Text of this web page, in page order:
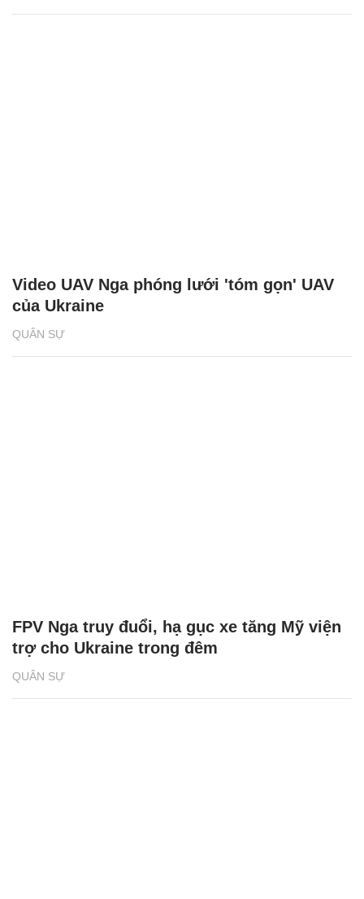
QUÂN SỰ
Video UAV Nga phóng lưới 'tóm gọn' UAV
của Ukraine
QUÂN SỰ
FPV Nga truy đuổi, hạ gục xe tăng Mỹ viện
trợ cho Ukraine trong đêm